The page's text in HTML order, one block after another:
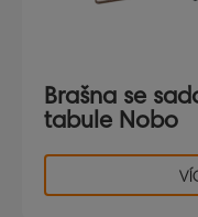
Brašna se
tabule Nobo